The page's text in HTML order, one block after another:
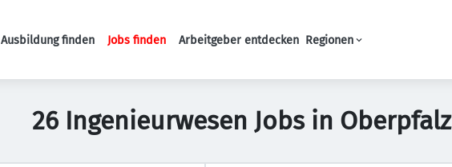
Haupt-Navigation
Ausbildung finden Jobs finden Arbeitgeber entdecken Regionen
26 Ingenieurwesen Jobs in Oberpfalz